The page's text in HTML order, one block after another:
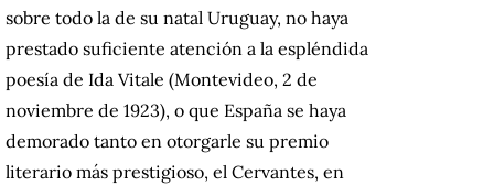
sobre todo la de su natal Uruguay, no haya
prestado suficiente atención a la espléndida
poesía de Ida Vitale (Montevideo, 2 de
noviembre de 1923), o que España se haya
demorado tanto en otorgarle su premio
literario más prestigioso, el Cervantes, en